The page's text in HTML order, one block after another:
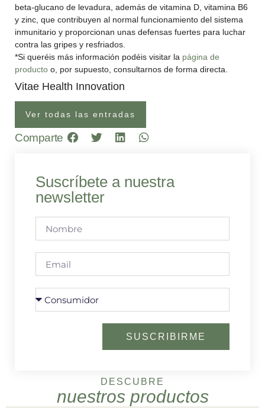
beta-glucano de levadura, además de vitamina D, vitamina B6
y zinc, que contribuyen al normal funcionamiento del sistema
inmunitario y proporcionan unas defensas fuertes para luchar
contra las gripes y resfriados.
*Si queréis más información podéis visitar la página de
producto o, por supuesto, consultarnos de forma directa.
Vitae Health Innovation
Ver todas las entradas
Comparte
Suscríbete a nuestra
newsletter
SUSCRIBIRME
DESCUBRE
nuestros productos